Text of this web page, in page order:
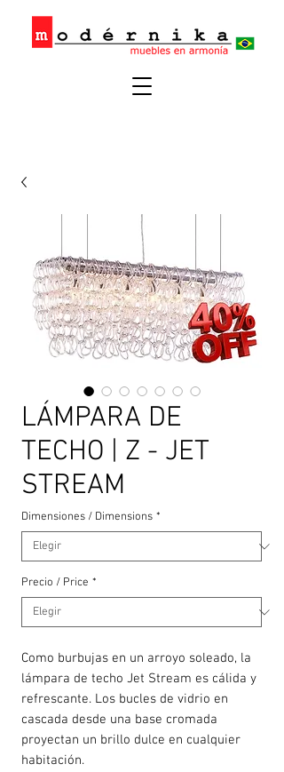
LÁMPARA DE
TECHO | Z - JET
STREAM
Dimensiones / Dimensions *
Precio / Price *
Como burbujas en un arroyo soleado, la
lámpara de techo Jet Stream es cálida y
refrescante. Los bucles de vidrio en
cascada desde una base cromada
proyectan un brillo dulce en cualquier
habitación.